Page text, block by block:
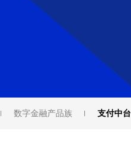
数字金融产品族 支付中台